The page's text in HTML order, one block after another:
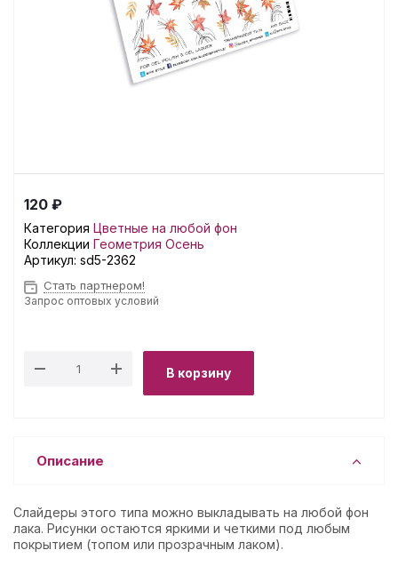
120 ₽
Категория Цветные на любой фон
Коллекции Геометрия Осень
Артикул: sd5-2362
Стать партнером!
Запрос оптовых условий
В корзину
Описание
Слайдеры этого типа можно выкладывать на любой фон
лака. Рисунки остаются яркими и четкими под любым
покрытием (топом или прозрачным лаком).